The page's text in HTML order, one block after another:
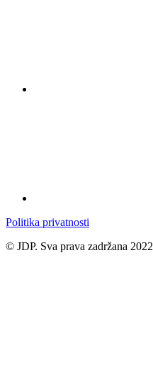
Politika privatnosti
© JDP. Sva prava zadržana 2022